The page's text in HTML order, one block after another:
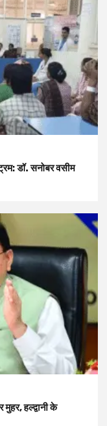
डॉ. सनोबर वसीम
हल्द्वानी के